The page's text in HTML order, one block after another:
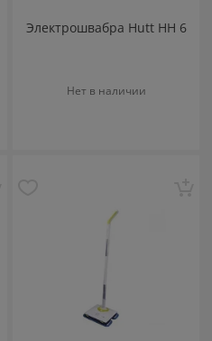
Электрошвабра Hutt HH 6
Нет в наличии